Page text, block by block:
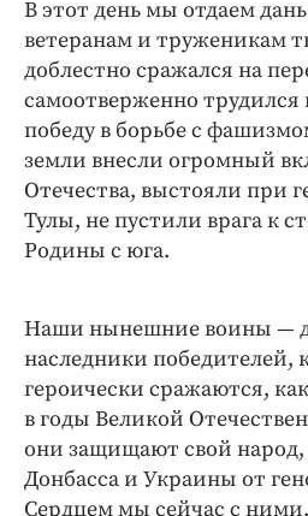
В этот день мы отдаем
ветеранам и труженикам
доблестно сражался на
самоотверженно трудился
победу в борьбе с
земли внесли огромный
Отечества, выстояли при
Тулы, не пустили врага к
Родины с юга.
Наши нынешние воины —
наследники победителей,
героически сражаются,
в годы Великой
они защищают свой
Донбасса и Украины от
Сердцем мы сейчас с